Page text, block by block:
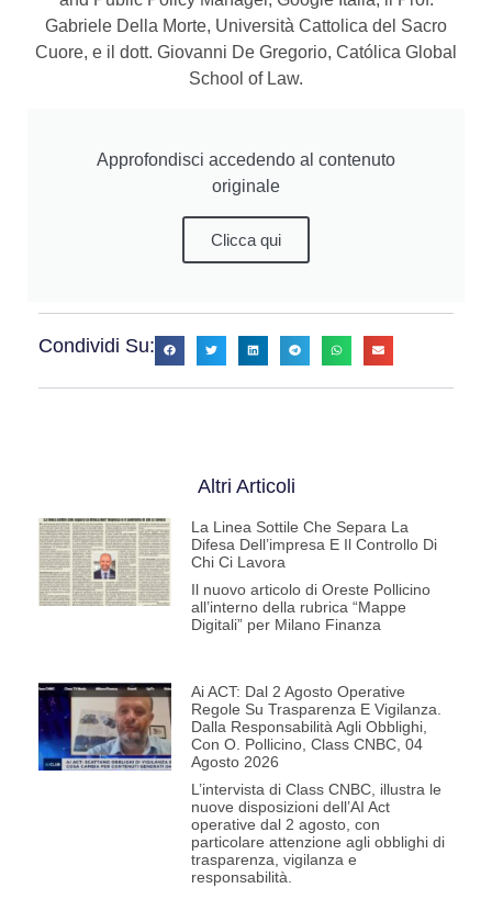
Gabriele Della Morte, Università Cattolica del Sacro
Cuore, e il dott. Giovanni De Gregorio, Católica Global
School of Law.
Approfondisci accedendo al contenuto
originale
Clicca qui
Condividi Su:
Altri Articoli
La Linea Sottile Che Separa La
Difesa Dell’impresa E Il Controllo Di
Chi Ci Lavora
Il nuovo articolo di Oreste Pollicino
all’interno della rubrica “Mappe
Digitali” per Milano Finanza
Ai ACT: Dal 2 Agosto Operative
Regole Su Trasparenza E Vigilanza.
Dalla Responsabilità Agli Obblighi,
Con O. Pollicino, Class CNBC, 04
Agosto 2026
L’intervista di Class CNBC, illustra le
nuove disposizioni dell’AI Act
operative dal 2 agosto, con
particolare attenzione agli obblighi di
trasparenza, vigilanza e
responsabilità.